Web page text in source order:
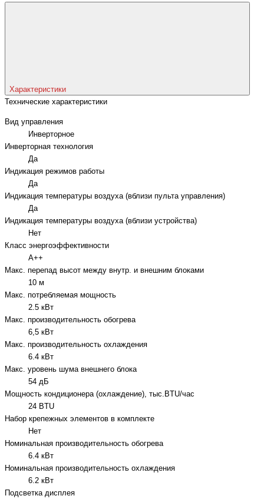
Характеристики
Технические характеристики
Вид управления
Инверторное
Инверторная технология
Да
Индикация режимов работы
Да
Индикация температуры воздуха (вблизи пульта управления)
Да
Индикация температуры воздуха (вблизи устройства)
Нет
Класс энергоэффективности
A++
Макс. перепад высот между внутр. и внешним блоками
10 м
Макс. потребляемая мощность
2.5 кВт
Макс. производительность обогрева
6,5 кВт
Макс. производительность охлаждения
6.4 кВт
Макс. уровень шума внешнего блока
54 дБ
Мощность кондиционера (охлаждение), тыс.BTU/час
24 BTU
Набор крепежных элементов в комплекте
Нет
Номинальная производительность обогрева
6.4 кВт
Номинальная производительность охлаждения
6.2 кВт
Подсветка дисплея